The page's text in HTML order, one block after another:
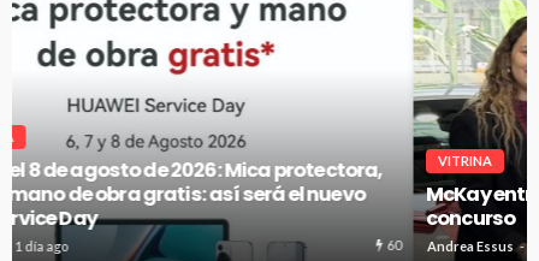
VITRINA
McKay entregó el primer auto híbrido de su gran
concurso
Andrea Essus 1 día ago 63